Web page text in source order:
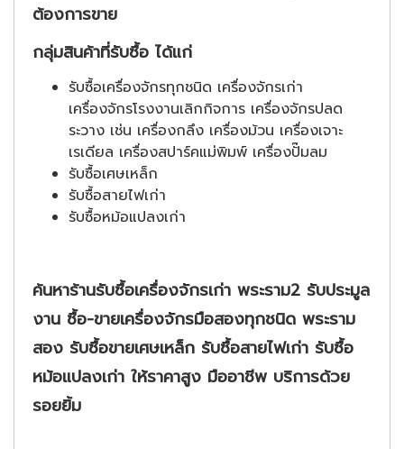
ต้องการขาย
กลุ่มสินค้าที่รับซื้อ ได้แก่
รับซื้อเครื่องจักรทุกชนิด เครื่องจักรเก่า
เครื่องจักรโรงงานเลิกกิจการ เครื่องจักรปลด
ระวาง เช่น เครื่องกลึง เครื่องม้วน เครื่องเจาะ
เรเดียล เครื่องสปาร์คแม่พิมพ์ เครื่องปั๊มลม
รับซื้อเศษเหล็ก
รับซื้อสายไฟเก่า
รับซื้อหม้อแปลงเก่า
ค้นหาร้านรับซื้อเครื่องจักรเก่า พระราม2 รับประมูล
งาน ซื้อ-ขายเครื่องจักรมือสองทุกชนิด พระราม
สอง รับซื้อขายเศษเหล็ก รับซื้อสายไฟเก่า รับซื้อ
หม้อแปลงเก่า ให้ราคาสูง มืออาชีพ บริการด้วย
รอยยิ้ม